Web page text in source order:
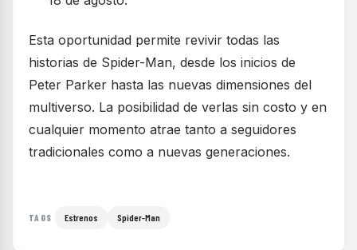
Esta oportunidad permite revivir todas las
historias de Spider-Man, desde los inicios de
Peter Parker hasta las nuevas dimensiones del
multiverso. La posibilidad de verlas sin costo y en
cualquier momento atrae tanto a seguidores
tradicionales como a nuevas generaciones.
TAGS Estrenos Spider-Man